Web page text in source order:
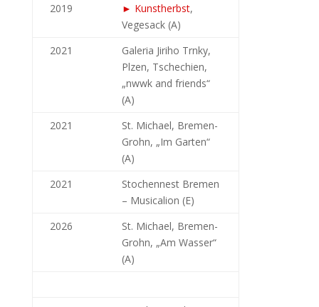
2019
► Kunstherbst,
Vegesack (A)
2021
Galeria Jiriho Trnky,
Plzen, Tschechien,
„nwwk and friends“
(A)
2021
St. Michael, Bremen-
Grohn, „Im Garten“
(A)
2021
Stochennest Bremen
– Musicalion (E)
2026
St. Michael, Bremen-
Grohn, „Am Wasser“
(A)